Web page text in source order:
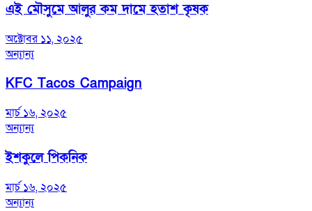
এই মৌসুমে আলুর কম দামে হতাশ কৃষক
অক্টোবর ১১, ২০২৫
অন্যান্য
KFC Tacos Campaign
মার্চ ১৬, ২০২৫
অন্যান্য
ইশকুলে পিকনিক
মার্চ ১৬, ২০২৫
অন্যান্য